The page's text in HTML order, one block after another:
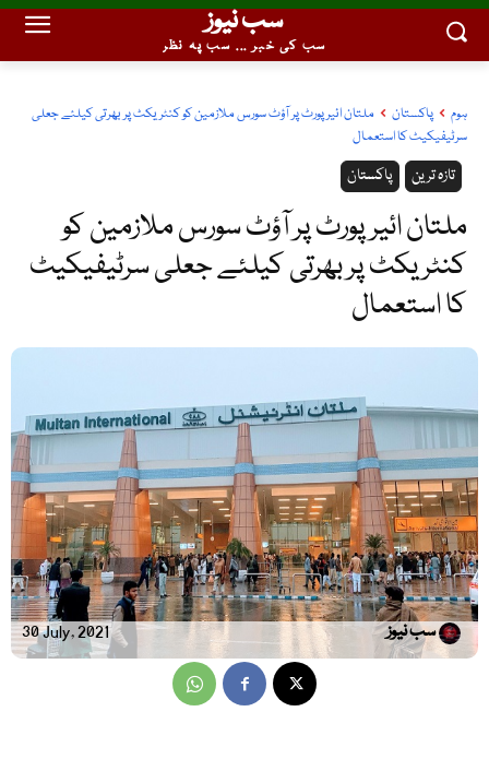
سب نیوز
سب کی خبر ... سب پہ نظر
ہوم پاکستان
ملتان ائیرپورٹ پر آؤٹ سورس ملازمین کو کنٹریکٹ پر بھرتی کیلئے جعلی
سرٹیفیکیٹ کا استعمال
پاکستان تازہ ترین
ملتان ائیرپورٹ پر آؤٹ سورس ملازمین کو
کنٹریکٹ پر بھرتی کیلئے جعلی سرٹیفیکیٹ
کا استعمال
30 July, 2021 سب نیوز